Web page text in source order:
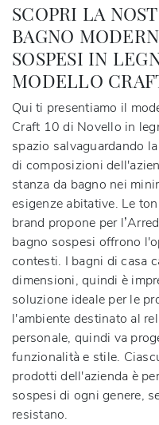
SCOPRI LA
BAGNO
SOSPESI IN
MODELLO
Qui ti presentiamo il
Craft 10 di Novello in
spazio salvaguardando
di composizioni
stanza da bagno nei
esigenze abitative. Le
brand propone per
bagno sospesi offrono
contesti. I bagni di casa
dimensioni, quindi è
soluzione ideale per le
l'ambiente destinato al
personale, quindi va
funzionalità e stile.
prodotti dell'azienda è
sospesi di ogni genere,
resistano.